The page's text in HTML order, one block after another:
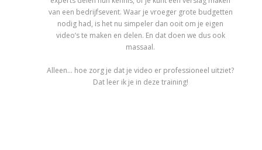
van een bedrijfsevent. Waar je vroeger grote budgetten
nodig had, is het nu simpeler dan ooit om je eigen
video’s te maken en delen. En dat doen we dus ook
massaal.
Alleen… hoe zorg je dat je video er professioneel uitziet?
Dat leer ik je in deze training!